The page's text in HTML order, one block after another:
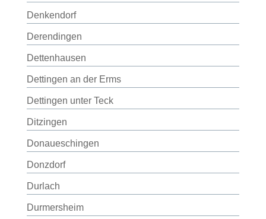
Denkendorf
Derendingen
Dettenhausen
Dettingen an der Erms
Dettingen unter Teck
Ditzingen
Donaueschingen
Donzdorf
Durlach
Durmersheim